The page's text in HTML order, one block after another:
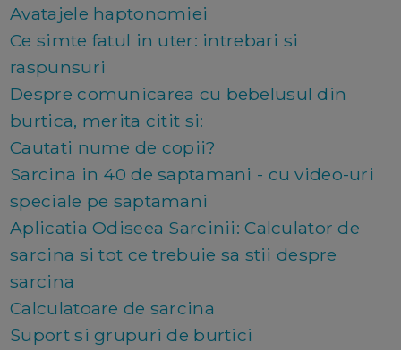
Avatajele haptonomiei
Ce simte fatul in uter: intrebari si
raspunsuri
Despre comunicarea cu bebelusul din
burtica, merita citit si:
Cautati nume de copii?
Sarcina in 40 de saptamani - cu video-uri
speciale pe saptamani
Aplicatia Odiseea Sarcinii: Calculator de
sarcina si tot ce trebuie sa stii despre
sarcina
Calculatoare de sarcina
Suport si grupuri de burtici